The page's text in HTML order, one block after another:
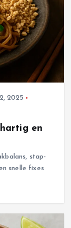
2025
en
stap-
snelle fixes